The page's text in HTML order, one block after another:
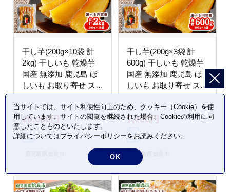
干し芋(200g×10袋 計
2kg) 干しいも 乾燥芋
国産 無添加 鹿児島 ほ
しいも お取り寄せ スイ
ーツ お菓子 和菓子
(a517-D)
20,000円
干し芋(200g×3袋 計
600g) 干しいも 乾燥芋
国産 無添加 鹿児島 ほ
しいも お取り寄せ スイ
ーツ お菓子 和菓子
(a517-G)
7,000円
鹿児島県 姶良市
当サイトでは、サイト利便性向上のため、クッキー（Cookie）を使
用しています。サイトの閲覧を継続された場合、Cookieの利用に同
意したことものといたします。
詳細についてはプライバシーポリシーをお読みください。
OK